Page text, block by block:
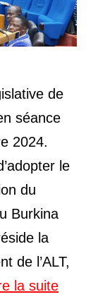
de
séance
2024.
le
du
Burkina
la
de l’ALT,
la suite